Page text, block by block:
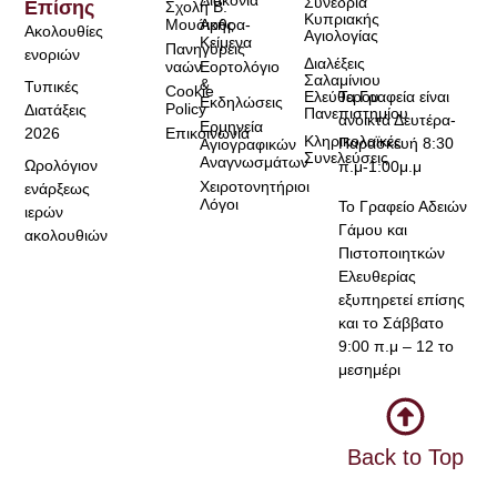
Τα Γραφεία είναι
ανοικτά Δευτέρα-
Παρασκευή 8:30
π.μ-1:00μ.μ
Το Γραφείο Αδειών
Γάμου και
Πιστοποιητκών
Ελευθερίας
εξυπηρετεί επίσης
και το Σάββατο
9:00 π.μ – 12 το
μεσημέρι
Back to Top
Σχολή Β.
Μουσικής
Πανηγύρεις
ναών
Cookie
Policy
Επικοινωνία
Άρθρα-
Κείμενα
Εορτολόγιο
&
Εκδηλώσεις
Ερμηνεία
Αγιογραφικών
Αναγνωσμάτων
Χειροτονητήριοι
Λόγοι
Επίσης
Ακολουθίες
ενοριών
Τυπικές
Διατάξεις
2026
Ωρολόγιον
ενάρξεως
ιερών
ακολουθιών
Κυπριακής
Αγιολογίας
Διαλέξεις
Σαλαμίνιου
Ελεύθερου
Πανεπιστημίου
Κληρικολαϊκές
Συνελεύσεις